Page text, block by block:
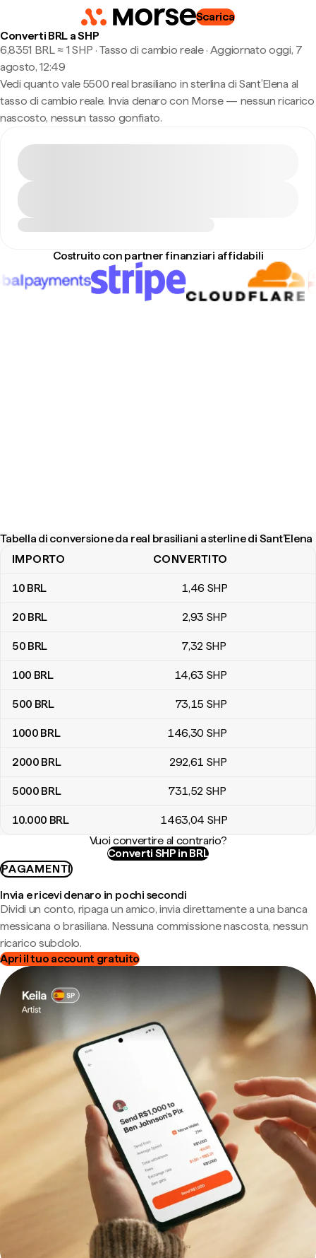
Scarica
Converti BRL a SHP
6,8351 BRL ≈ 1 SHP · Tasso di cambio reale· Aggiornato oggi, 7
agosto, 12:49
Vedi quanto vale 5500 real brasiliano in sterlina di Sant’Elena al
tasso di cambio reale. Invia denaro con Morse — nessun ricarico
nascosto, nessun tasso gonfiato.
Costruito con partner finanziari affidabili
Tabella di conversione da real brasiliani a sterline di Sant’Elena
Tabella di conversione da real brasiliani a sterline di Sant’Elena
IMPORTO CONVERTITO
10 BRL 1,46 SHP
20 BRL 2,93 SHP
50 BRL 7,32 SHP
100 BRL 14,63 SHP
500 BRL 73,15 SHP
1000 BRL 146,30 SHP
2000 BRL 292,61 SHP
5000 BRL 731,52 SHP
10.000 BRL 1463,04 SHP
Vuoi convertire al contrario?
Converti SHP in BRL
PAGAMENTI
Invia e ricevi denaro in pochi secondi
Dividi un conto, ripaga un amico, invia direttamente a una banca
messicana o brasiliana. Nessuna commissione nascosta, nessun
ricarico subdolo.
Apri il tuo account gratuito